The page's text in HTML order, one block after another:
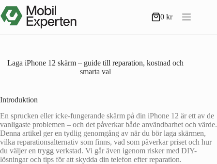
till
innehåll
Varukorg
0kr
Laga iPhone 12 skärm – guide till reparation, kostnad och
smarta val
Introduktion
En sprucken eller icke-fungerande skärm på din iPhone 12 är ett av de
vanligaste problemen – och det påverkar både användbarhet och värde.
Denna artikel ger en tydlig genomgång av när du bör laga skärmen,
vilka reparationsalternativ som finns, vad som påverkar priset och hur
du väljer en trygg verkstad. Vi går även igenom risker med DIY-
lösningar och tips för att skydda din telefon efter reparation.